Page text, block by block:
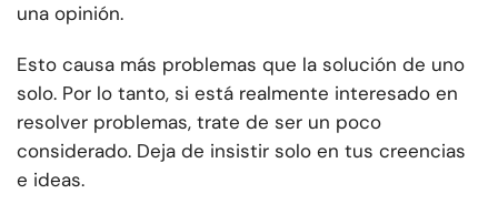
una opinión.
Esto causa más problemas que la solución de uno
solo. Por lo tanto, si está realmente interesado en
resolver problemas, trate de ser un poco
considerado. Deja de insistir solo en tus creencias
e ideas.